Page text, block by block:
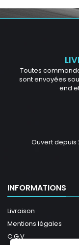
Toutes
sont envoyées
end
Ouvert depuis
INFORMATIONS
Livraison
Mentions légales
C.G.V